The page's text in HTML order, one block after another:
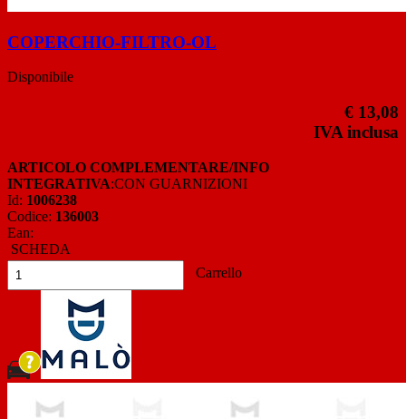
COPERCHIO-FILTRO-OL
Disponibile
€ 13,08
IVA inclusa
ARTICOLO COMPLEMENTARE/INFO
INTEGRATIVA:CON GUARNIZIONI
Id: 1006238
Codice: 136003
Ean:
SCHEDA
Carrello